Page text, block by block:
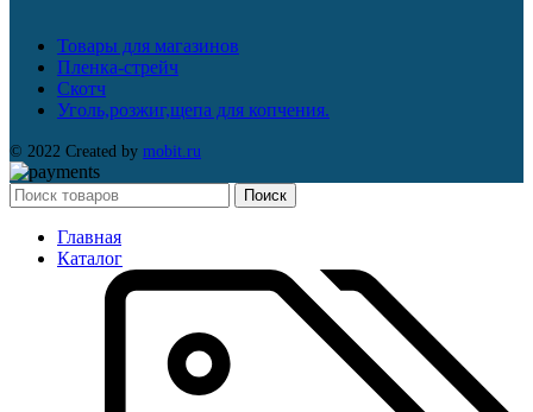
Товары для магазинов
Пленка-стрейч
Скотч
Уголь,розжиг,щепа для копчения.
© 2022 Created by mobit.ru
Поиск
Главная
Каталог